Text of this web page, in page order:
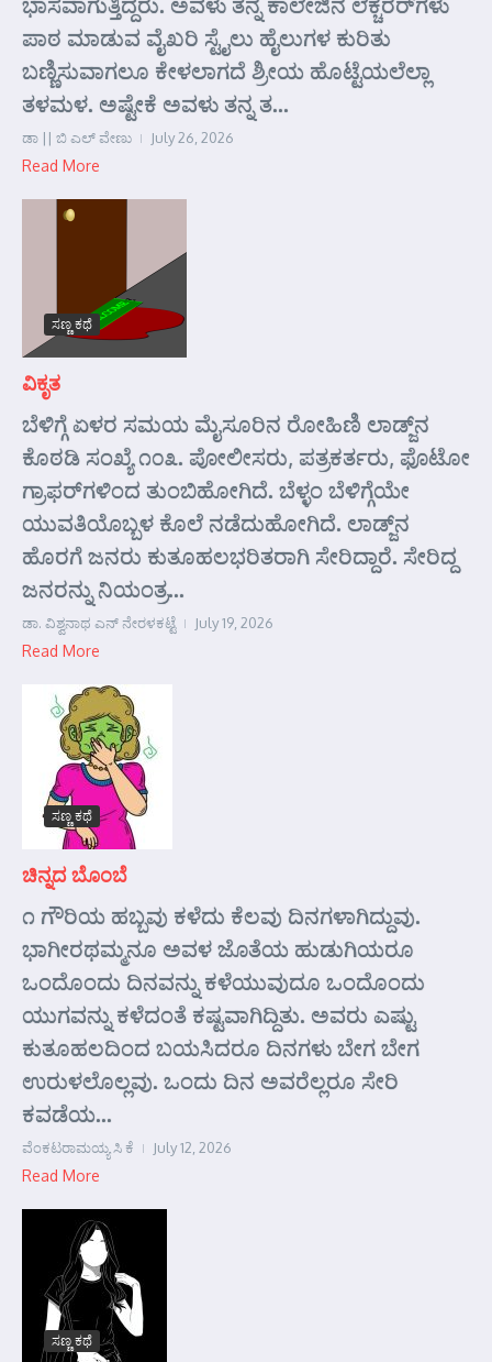
ಪಾಠ ಮಾಡುವ ವೈಖರಿ ಸ್ಟೈಲು ಹೈಲುಗಳ ಕುರಿತು
ಬಣ್ಣಿಸುವಾಗಲೂ ಕೇಳಲಾಗದೆ ಶ್ರೀಯ ಹೊಟ್ಟೆಯಲೆಲ್ಲಾ
ತಳಮಳ. ಅಷ್ಟೇಕೆ ಅವಳು ತನ್ನ ತ...
ಡಾ || ಬಿ ಎಲ್ ವೇಣು July 26, 2026
Read More
ಸಣ್ಣ ಕಥೆ
ವಿಕೃತ
ಬೆಳಿಗ್ಗೆ ಏಳರ ಸಮಯ ಮೈಸೂರಿನ ರೋಹಿಣಿ ಲಾಡ್ಜ್‌ನ
ಕೊಠಡಿ ಸಂಖ್ಯೆ ೧೦೩. ಪೋಲೀಸರು, ಪತ್ರಕರ್ತರು, ಫೊಟೋ
ಗ್ರಾಫರ್‌ಗಳಿಂದ ತುಂಬಿಹೋಗಿದೆ. ಬೆಳ್ಳಂ ಬೆಳಿಗ್ಗೆಯೇ
ಯುವತಿಯೊಬ್ಬಳ ಕೊಲೆ ನಡೆದುಹೋಗಿದೆ. ಲಾಡ್ಜ್‌ನ
ಹೊರಗೆ ಜನರು ಕುತೂಹಲಭರಿತರಾಗಿ ಸೇರಿದ್ದಾರೆ. ಸೇರಿದ್ದ
ಜನರನ್ನು ನಿಯಂತ್ರ...
ಡಾ. ವಿಶ್ವನಾಥ ಎನ್ ನೇರಳಕಟ್ಟೆ July 19, 2026
Read More
ಸಣ್ಣ ಕಥೆ
ಚಿನ್ನದ ಬೊಂಬೆ
೧ ಗೌರಿಯ ಹಬ್ಬವು ಕಳೆದು ಕೆಲವು ದಿನಗಳಾಗಿದ್ದುವು.
ಭಾಗೀರಥಮ್ಮನೂ ಅವಳ ಜೊತೆಯ ಹುಡುಗಿಯರೂ
ಒಂದೊಂದು ದಿನವನ್ನು ಕಳೆಯುವುದೂ ಒಂದೊಂದು
ಯುಗವನ್ನು ಕಳೆದಂತೆ ಕಷ್ಟವಾಗಿದ್ದಿತು. ಅವರು ಎಷ್ಟು
ಕುತೂಹಲದಿಂದ ಬಯಸಿದರೂ ದಿನಗಳು ಬೇಗ ಬೇಗ
ಉರುಳಲೊಲ್ಲವು. ಒಂದು ದಿನ ಅವರೆಲ್ಲರೂ ಸೇರಿ
ಕವಡೆಯ...
ವೆಂಕಟರಾಮಯ್ಯ ಸಿ ಕೆ July 12, 2026
Read More
ಸಣ್ಣ ಕಥೆ